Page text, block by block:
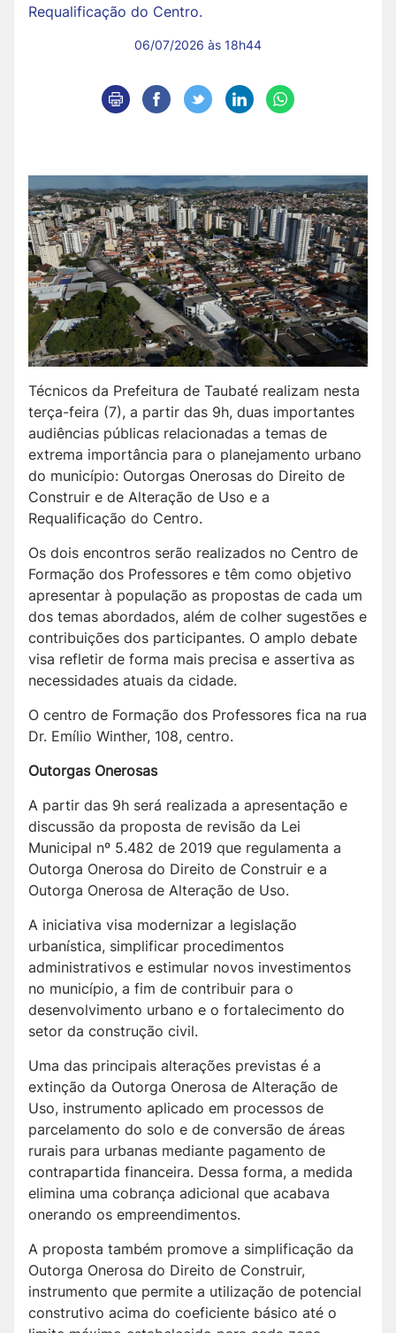
Requalificação do Centro.
06/07/2026 às 18h44
Técnicos da Prefeitura de Taubaté realizam nesta
terça-feira (7), a partir das 9h, duas importantes
audiências públicas relacionadas a temas de
extrema importância para o planejamento urbano
do município: Outorgas Onerosas do Direito de
Construir e de Alteração de Uso e a
Requalificação do Centro.
Os dois encontros serão realizados no Centro de
Formação dos Professores e têm como objetivo
apresentar à população as propostas de cada um
dos temas abordados, além de colher sugestões e
contribuições dos participantes. O amplo debate
visa refletir de forma mais precisa e assertiva as
necessidades atuais da cidade.
O centro de Formação dos Professores fica na rua
Dr. Emílio Winther, 108, centro.
Outorgas Onerosas
A partir das 9h será realizada a apresentação e
discussão da proposta de revisão da Lei
Municipal nº 5.482 de 2019 que regulamenta a
Outorga Onerosa do Direito de Construir e a
Outorga Onerosa de Alteração de Uso.
A iniciativa visa modernizar a legislação
urbanística, simplificar procedimentos
administrativos e estimular novos investimentos
no município, a fim de contribuir para o
desenvolvimento urbano e o fortalecimento do
setor da construção civil.
Uma das principais alterações previstas é a
extinção da Outorga Onerosa de Alteração de
Uso, instrumento aplicado em processos de
parcelamento do solo e de conversão de áreas
rurais para urbanas mediante pagamento de
contrapartida financeira. Dessa forma, a medida
elimina uma cobrança adicional que acabava
onerando os empreendimentos.
A proposta também promove a simplificação da
Outorga Onerosa do Direito de Construir,
instrumento que permite a utilização de potencial
construtivo acima do coeficiente básico até o